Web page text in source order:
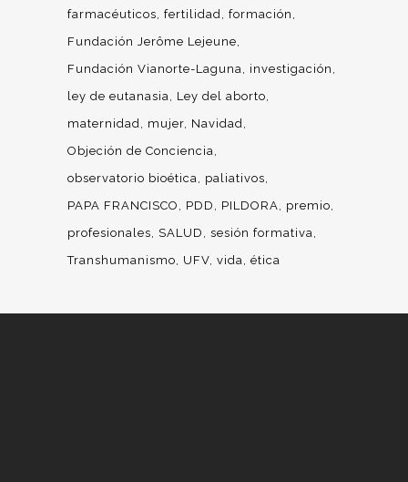
farmacéuticos fertilidad formación
Fundación Jerôme Lejeune
Fundación Vianorte-Laguna
investigación
ley de eutanasia
Ley del aborto
maternidad
mujer Navidad
Objeción de Conciencia
observatorio bioética
paliativos
PAPA FRANCISCO
PDD PILDORA
premio
profesionales
SALUD
sesión formativa
Transhumanismo
UFV vida ética